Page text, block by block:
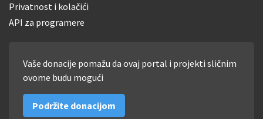
Privatnost i kolačići
API za programere
Vaše donacije pomažu da ovaj portal i projekti sličnim
ovome budu mogući
Podržite donacijom